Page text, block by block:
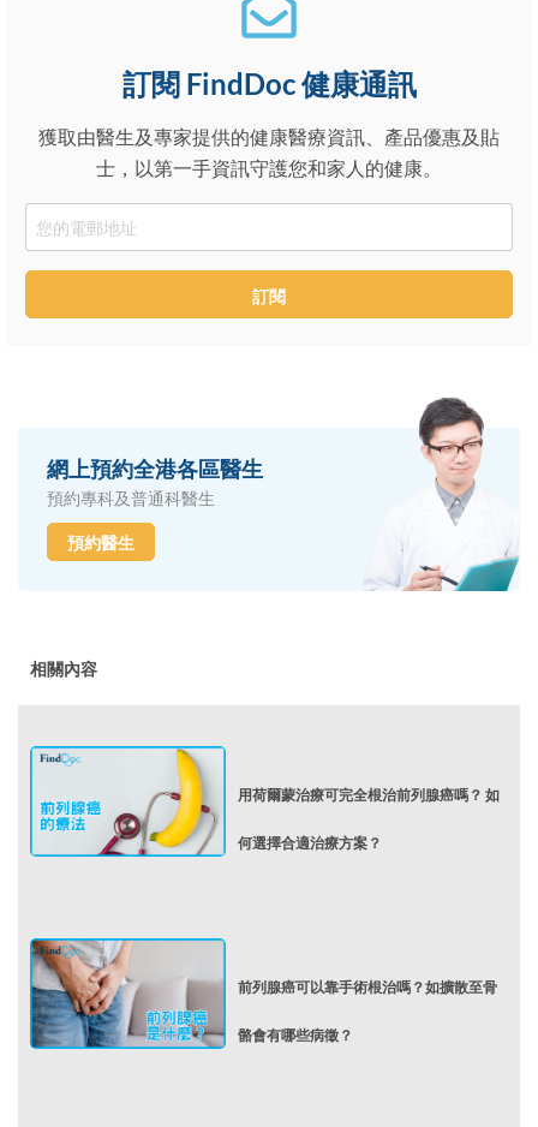
訂閱 FindDoc 健康通訊
獲取由醫生及專家提供的健康醫療資訊、產品優惠及貼
士，以第一手資訊守護您和家人的健康。
Email
訂閱
網上預約全港各區醫生
預約專科及普通科醫生
預約醫生
相關內容
用荷爾蒙治療可完全根治前列腺癌嗎？ 如
何選擇合適治療方案？
前列腺癌可以靠手術根治嗎？如擴散至骨
骼會有哪些病徵？